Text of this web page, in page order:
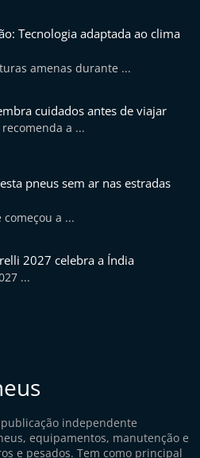
Tecnologia adaptada ao clima
amenas durante ...
cuidados antes de viajar
a ...
pneus sem ar nas estradas
a ...
2027 celebra a Índia
...
independente
equipamentos, manutenção e
e pesados. Tem como principal